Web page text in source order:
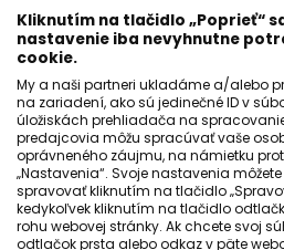
NAŽIVO: Svet si
obete
Autor:
Jozef Šivák,Róbert
Komorová,Ivana Cibuľová,
Publikované :26 júl 2026, 16:29
Kliknutím na tlačidlo „Poprieť“
nastavenie iba nevyhnutne
cookie.
My a naši partneri ukladáme a/alebo
na zariadení, ako sú jedinečné ID v
úložiskách prehliadača na
predajcovia môžu spracúvať vaše
oprávneného záujmu, na námietku
„Nastavenia“. Svoje nastavenia
spravovať kliknutím na tlačidlo
kedykoľvek kliknutím na tlačidlo
rohu webovej stránky. Ak chcete svoj
odtlačok prsta alebo odkaz v päte